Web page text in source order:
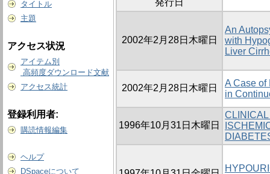
タイトル
主題
アクセス状況
アイテム別
高頻度ダウンロード文献
アクセス統計
登録利用者:
購読情報編集
ヘルプ
DSpaceについて
発行日
2002年2月28日木曜日
An
with
Liver
2002年2月28日木曜日
A Case of
in
1996年10月31日木曜日